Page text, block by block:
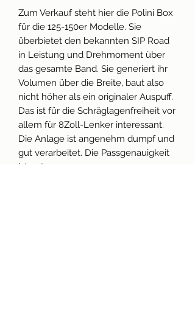
Zum Verkauf steht hier die Polini Box
für die 125-150er Modelle. Sie
überbietet den bekannten SIP Road
in Leistung und Drehmoment über
das gesamte Band. Sie generiert ihr
Volumen über die Breite, baut also
nicht höher als ein originaler Auspuff.
Das ist für die Schräglagenfreiheit vor
allem für 8Zoll-Lenker interessant.
Die Anlage ist angenehm dumpf und
gut verarbeitet. Die Passgenauigkeit
ist gut.